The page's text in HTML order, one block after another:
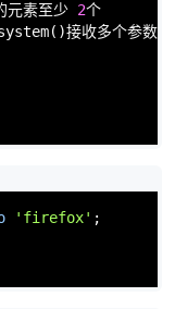
元素至少 2
'firefox'